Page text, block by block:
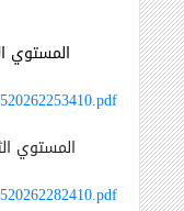
المستوي
المستوي